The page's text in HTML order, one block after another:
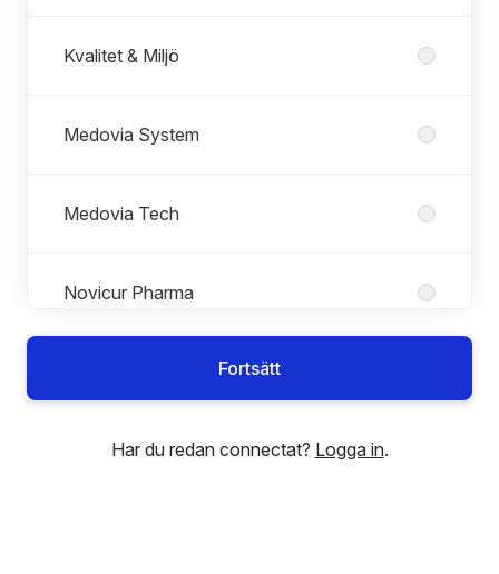
Kvalitet & Miljö
Medovia System
Medovia Tech
Novicur Pharma
Process & Projekt
Fortsätt
Har du redan connectat? Logga in.